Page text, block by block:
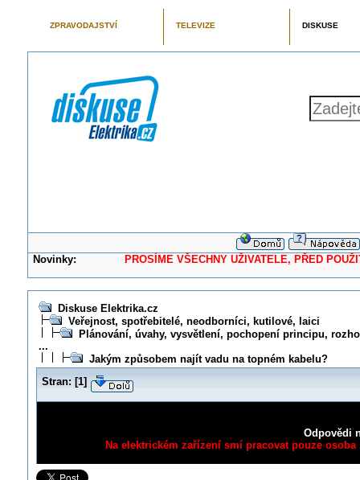
ZPRAVODAJSTVÍ TELEVIZE DISKUSE
Novinky: PROSÍME VŠECHNY UŽIVATELE, PŘED
Diskuse Elektrika.cz
Veřejnost, spotřebitelé, neodborníci, kutilové, laici
Plánování, úvahy, vysvětlení, pochopení principu,
...
Jakým způsobem najít vadu na topném kabelu?
Stran: [1]
Odpovědi
Na elektrickém zařízení smí pracovat pouze